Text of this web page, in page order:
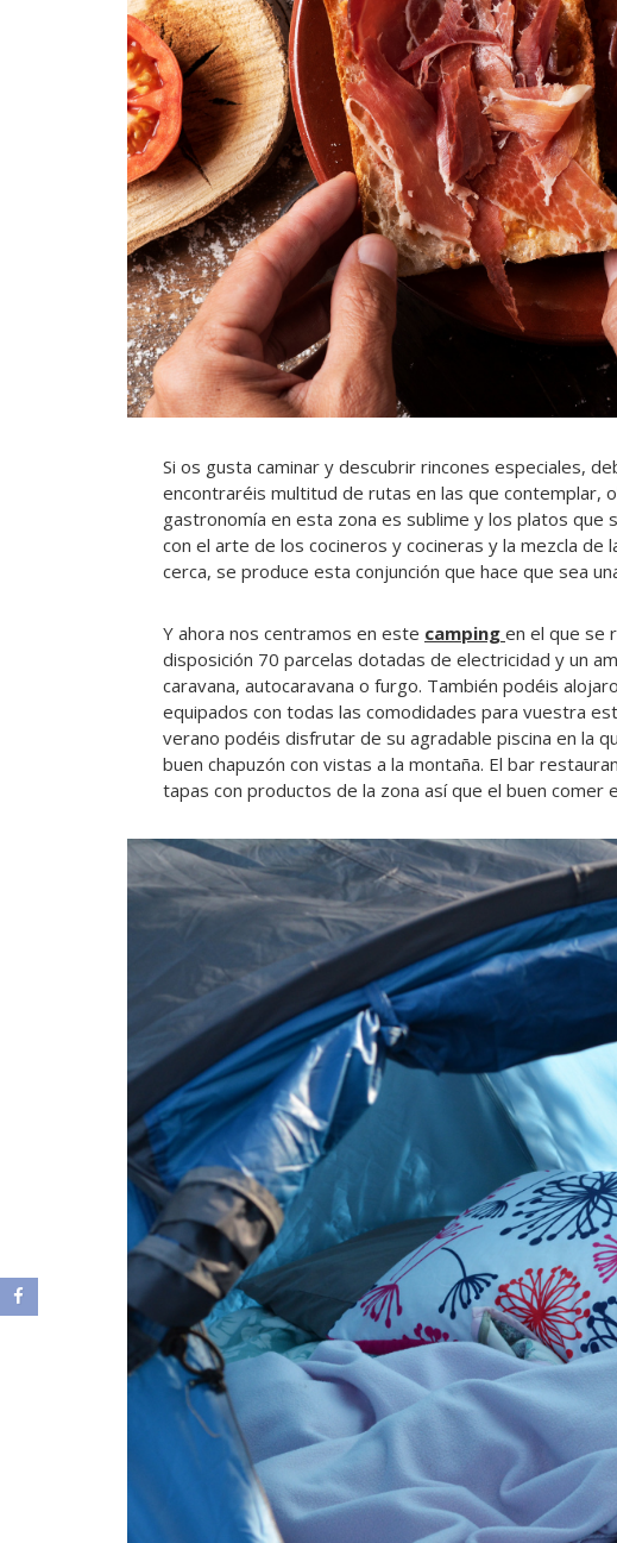
Si os gusta caminar y descubrir rincones especiales,
encontraréis multitud de rutas en las que contemplar,
gastronomía en esta zona es sublime y los platos que
con el arte de los cocineros y cocineras y la mezcla de
cerca, se produce esta conjunción que hace que sea
Y ahora nos centramos en este camping en el que se
disposición 70 parcelas dotadas de electricidad y un
caravana, autocaravana o furgo. También podéis
equipados con todas las comodidades para vuestra
verano podéis disfrutar de su agradable piscina en la
buen chapuzón con vistas a la montaña. El bar
tapas con productos de la zona así que el buen comer